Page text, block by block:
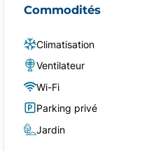
Commodités
Climatisation
Ventilateur
Wi-Fi
Parking privé
Jardin